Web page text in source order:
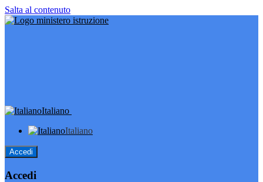
Salta al contenuto
Italiano
Italiano
Accedi
Accedi